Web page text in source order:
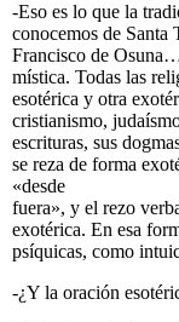
-Eso es lo que la
conocemos de Santa
Francisco de
mística. Todas las
esotérica y otra
cristianismo,
escrituras, sus
se reza de forma
«desde
fuera», y el rezo
exotérica. En esa
psíquicas, como
-¿Y la oración